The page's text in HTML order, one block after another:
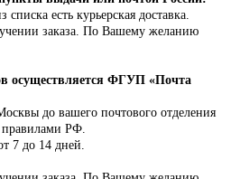
есть курьерская доставка.
заказа. По Вашему желанию
осуществляется ФГУП «Почта
до вашего почтового отделения
правилами РФ.
7 до 14 дней.